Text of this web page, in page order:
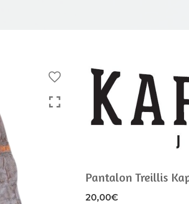
Pantalon Treillis
20,00€